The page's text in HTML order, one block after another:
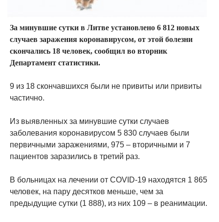
За минувшие сутки в Литве установлено 6 812 новых
случаев заражения коронавирусом, от этой болезни
скончались 18 человек, сообщил во вторник
Департамент статистики.
9 из 18 скончавшихся были не привиты или привиты
частично.
Из выявленных за минувшие сутки случаев
заболевания коронавирусом 5 830 случаев были
первичными заражениями, 975 – вторичными и 7
пациентов заразились в третий раз.
В больницах на лечении от COVID-19 находятся 1 865
человек, на пару десятков меньше, чем за
предыдущие сутки (1 888), из них 109 – в реанимации.